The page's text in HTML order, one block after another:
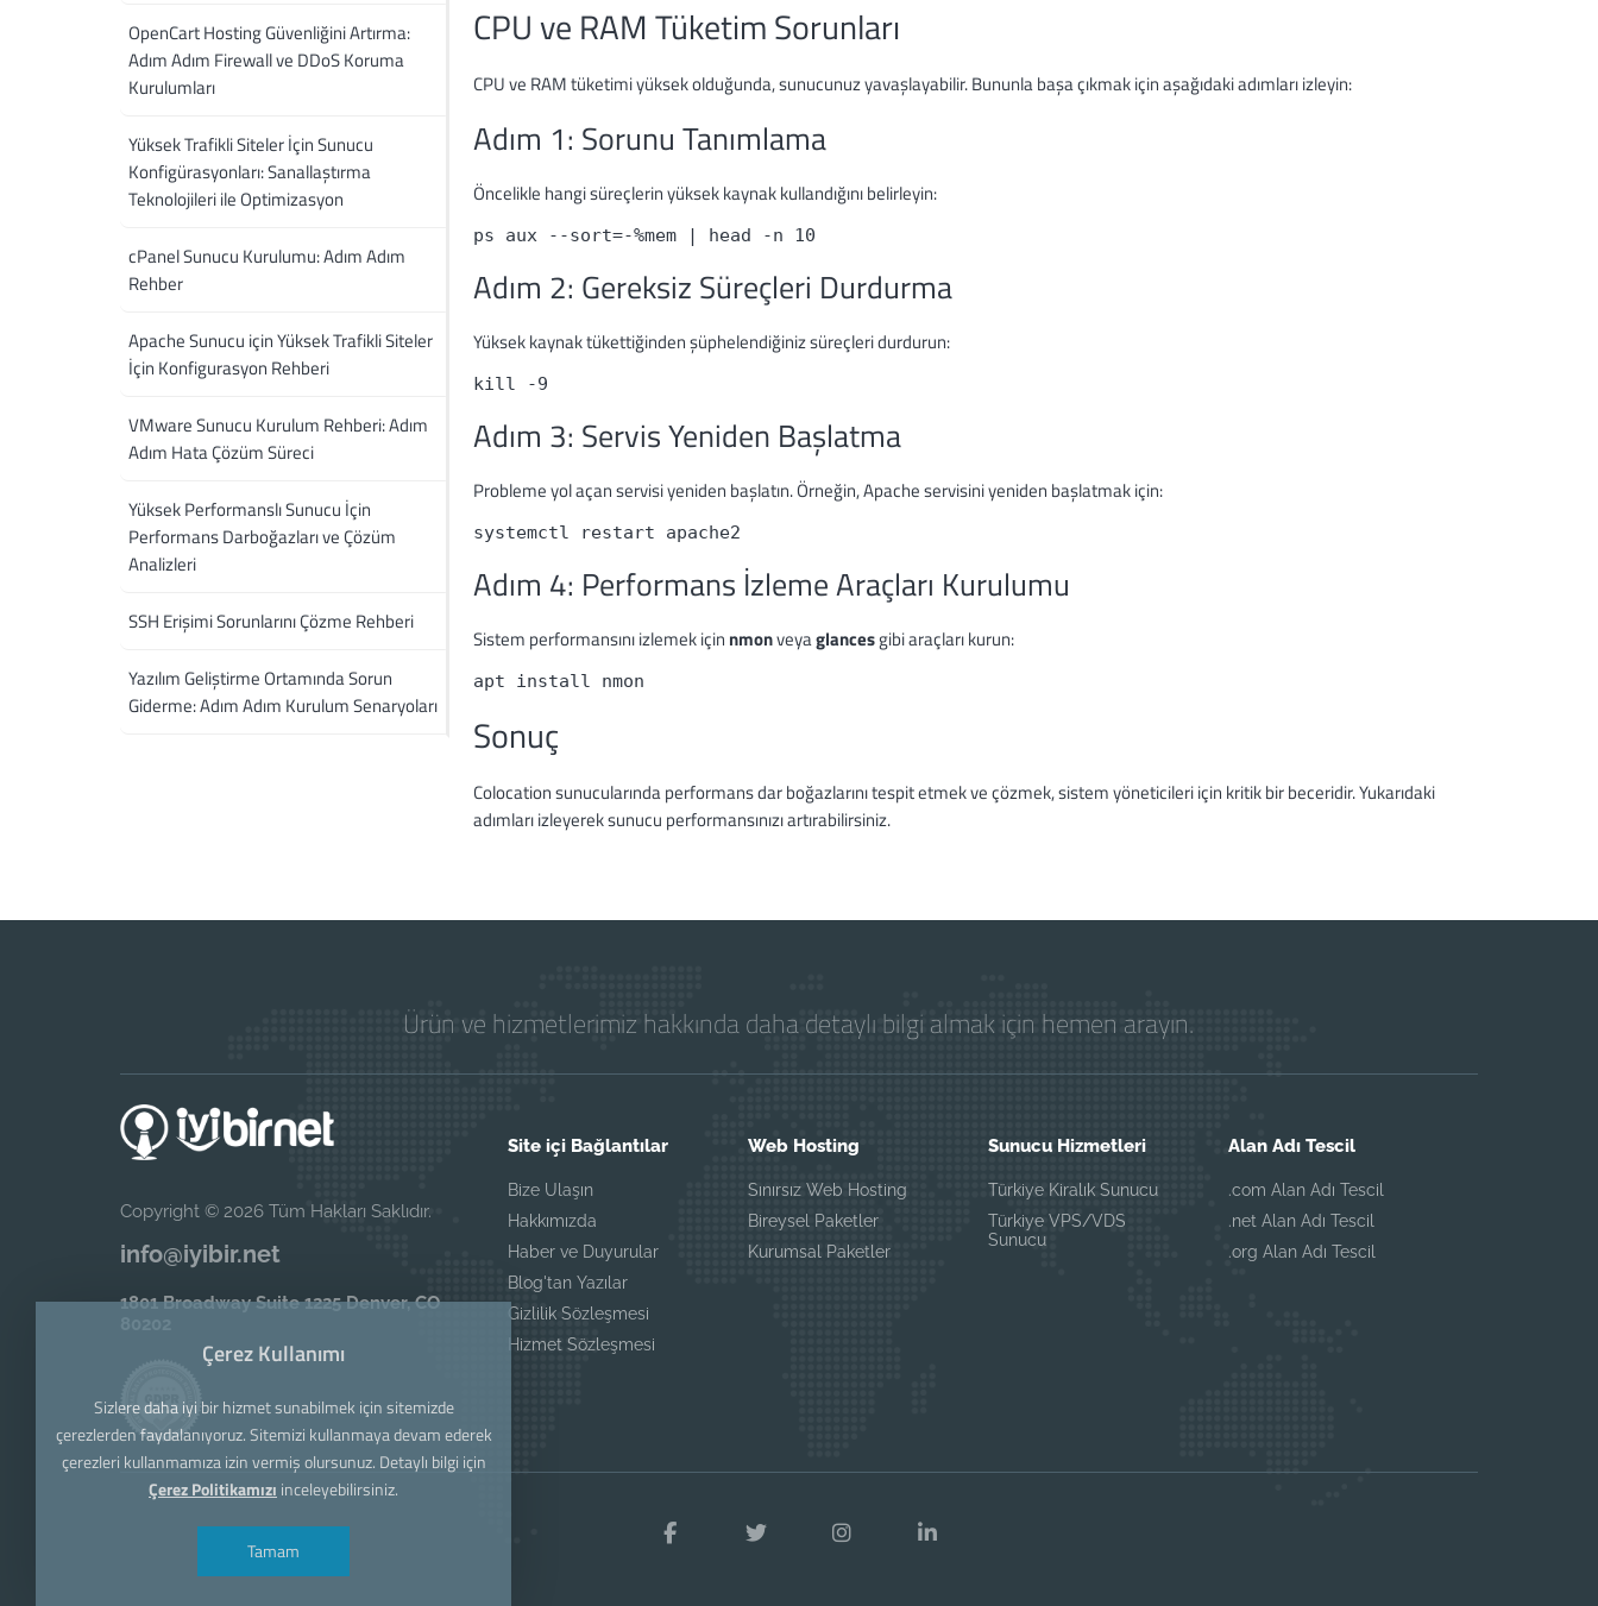
CPU ve RAM Tüketim Sorunları
CPU ve RAM tüketimi yüksek olduğunda, sunucunuz yavaşlayabilir. Bununla başa çıkmak için aşağıdaki adımları izleyin:
Adım 1: Sorunu Tanımlama
Öncelikle hangi süreçlerin yüksek kaynak kullandığını belirleyin:
ps aux --sort=-%mem | head -n 10
Adım 2: Gereksiz Süreçleri Durdurma
Yüksek kaynak tükettiğinden şüphelendiğiniz süreçleri durdurun:
kill -9
Adım 3: Servis Yeniden Başlatma
Probleme yol açan servisi yeniden başlatın. Örneğin, Apache servisini yeniden başlatmak için:
systemctl restart apache2
Adım 4: Performans İzleme Araçları Kurulumu
Sistem performansını izlemek için nmonveyaglancesgibi araçları kurun:
apt install nmon
Sonuç
Colocation sunucularında performans dar boğazlarını tespit etmek ve çözmek, sistem yöneticileri için kritik bir beceridir. Yukarıdaki
adımları izleyerek sunucu performansınızı artırabilirsiniz.
OpenCart Hosting Güvenliğini Artırma:
Adım Adım Firewall ve DDoS Koruma
Kurulumları
Yüksek Trafikli Siteler İçin Sunucu
Konfigürasyonları: Sanallaştırma
Teknolojileri ile Optimizasyon
cPanel Sunucu Kurulumu: Adım Adım
Rehber
Apache Sunucu için Yüksek Trafikli Siteler
İçin Konfigurasyon Rehberi
VMware Sunucu Kurulum Rehberi: Adım
Adım Hata Çözüm Süreci
Yüksek Performanslı Sunucu İçin
Performans Darboğazları ve Çözüm
Analizleri
SSH Erişimi Sorunlarını Çözme Rehberi
Yazılım Geliştirme Ortamında Sorun
Giderme: Adım Adım Kurulum Senaryoları
Ürün ve hizmetlerimiz hakkında daha detaylı bilgi almak için hemen arayın.
Copyright © 2026 Tüm Hakları Saklıdır.
info@iyibir.net
1801 Broadway Suite 1225 Denver, CO
Site içi Bağlantılar
Bize Ulaşın
Hakkımızda
Haber ve Duyurular
Blog'tan Yazılar
Gizlilik Sözleşmesi
Hizmet Sözleşmesi
Web Hosting
Sınırsız Web Hosting
Bireysel Paketler
Kurumsal Paketler
Sunucu Hizmetleri
Türkiye Kiralık Sunucu
Türkiye VPS/VDS
Sunucu
Alan Adı Tescil
.com Alan Adı Tescil
.net Alan Adı Tescil
.org Alan Adı Tescil
Çerez Kullanımı
Sizlere daha iyi bir hizmet sunabilmek için sitemizde
çerezlerden faydalanıyoruz. Sitemizi kullanmaya devam ederek
çerezleri kullanmamıza izin vermiş olursunuz. Detaylı bilgi için
Çerez Politikamızı inceleyebilirsiniz.
Tamam